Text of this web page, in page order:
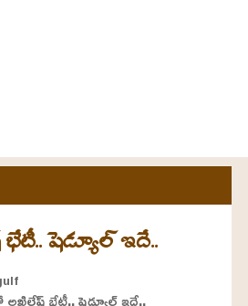
షెడ్యూల్ ఇదే..